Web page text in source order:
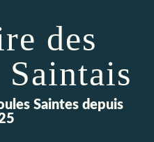
des
Saintes depuis